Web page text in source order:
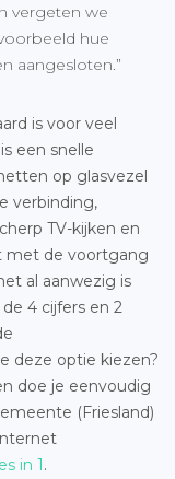
vergeten we
hue
aangesloten.”
is voor veel
een snelle
op glasvezel
verbinding,
TV-kijken en
met de voortgang
al aanwezig is
4 cijfers en 2
deze optie kiezen?
doe je eenvoudig
(Friesland)
in 1.